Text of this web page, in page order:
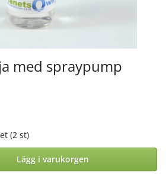
med spraypump
(2 st)
Lägg i varukorgen